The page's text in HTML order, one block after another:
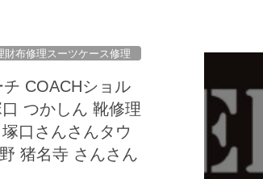
財布修理スーツケース修理
COACHショル
つかしん 靴修理
口さんさんタウ
猪名寺 さんさん